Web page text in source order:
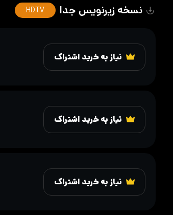
نسخه زیرنویس جدا HDTV
نیاز به خرید اشتراک
نیاز به خرید اشتراک
نیاز به خرید اشتراک